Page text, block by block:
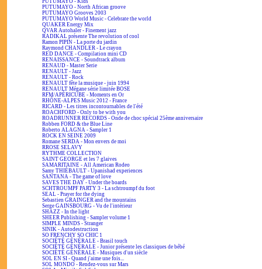
PUTUMAYO - Kids
PUTUMAYO - North African groove
PUTUMAYO Grooves 2003
PUTUMAYO World Music - Celebrate the world
QUAKER Energy Mix
QVAR Autohaler - Finement jazz
RADIKAL présente The revolution of cool
Ramon PIPIN - La porte du jardin
Raymond CHANDLER - Le crayon
RED DANCE - Compilation mini CD
RENAISSANCE - Soundtrack album
RENAUD - Master Serie
RENAULT - Jazz
RENAULT - Rock
RENAULT fête la musique - juin 1994
RENAULT Mégane série limitée BOSE
RFM/APÉRICUBE - Moments en Or
RHÔNE-ALPES Music 2012 - France
RICARD - Les titres incontournables de l'été
ROACHFORD - Only to be with you
ROADRUNNER RECORDS - Onde de choc spécial 25ème anniversaire
Robben FORD & the Blue Line
Roberto ALAGNA - Sampler 1
ROCK EN SEINE 2009
Romane SERDA - Mon envers de moi
RROSE SELAVY
RYTHME COLLECTION
SAINT GEORGE et les 7 glaives
SAMARITAINE - All American Rodeo
Samy THIÉBAULT - Upanishad experiences
SANTANA - The game of love
SAVES THE DAY - Under the boards
SCHTROUMPF PARTY 3 - La schtroumpf du foot
SEAL - Prayer for the dying
Sebastien GRAINGER and the mountains
Serge GAINSBOURG - Vu de l'intérieur
SHAZZ - In the light
SHEER Publishing - Sampler volume 1
SIMPLE MINDS - Stranger
SINIK - Autodestruction
SO FRENCHY SO CHIC 1
SOCIÉTÉ GÉNÉRALE - Brasil touch
SOCIÉTÉ GÉNÉRALE - Junior présente les classiques de bébé
SOCIÉTÉ GÉNÉRALE - Musiques d'un siècle
SOL EN SI - Quand j'aime une fois...
SOL MONDO - Rendez-vous sur Mars